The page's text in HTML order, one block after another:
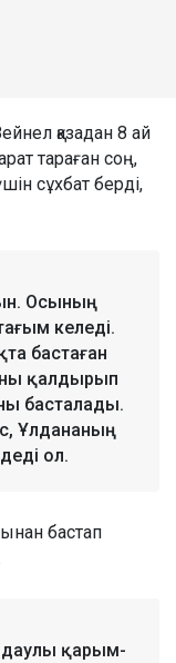
қазадан 8 ай
тараған соң,
сұхбат берді,
Осының
келеді.
бастаған
қалдырып
басталады.
Ұлдананың
ол.
бастап
даулы қарым-